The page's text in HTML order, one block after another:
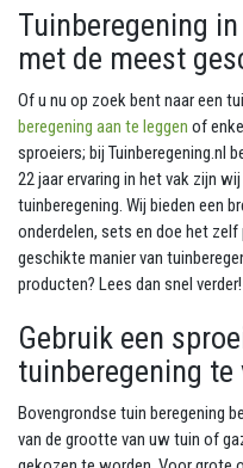
Tuinberegening
met de meest
Of u nu op zoek bent naar een
beregening aan te leggen of
sproeiers; bij Tuinberegening.nl
22 jaar ervaring in het vak zijn
tuinberegening. Wij bieden een
onderdelen, sets en doe het
geschikte manier van
producten? Lees dan snel verder!
Gebruik een
tuinberegening te
Bovengrondse tuin beregening
van de grootte van uw tuin of
gekozen te worden. Voor grote